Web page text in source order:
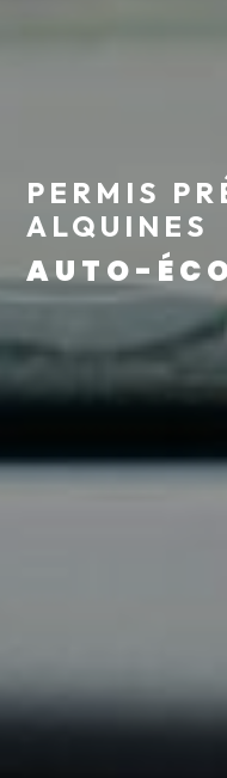
PERMIS
ALQUINES
AUTO-